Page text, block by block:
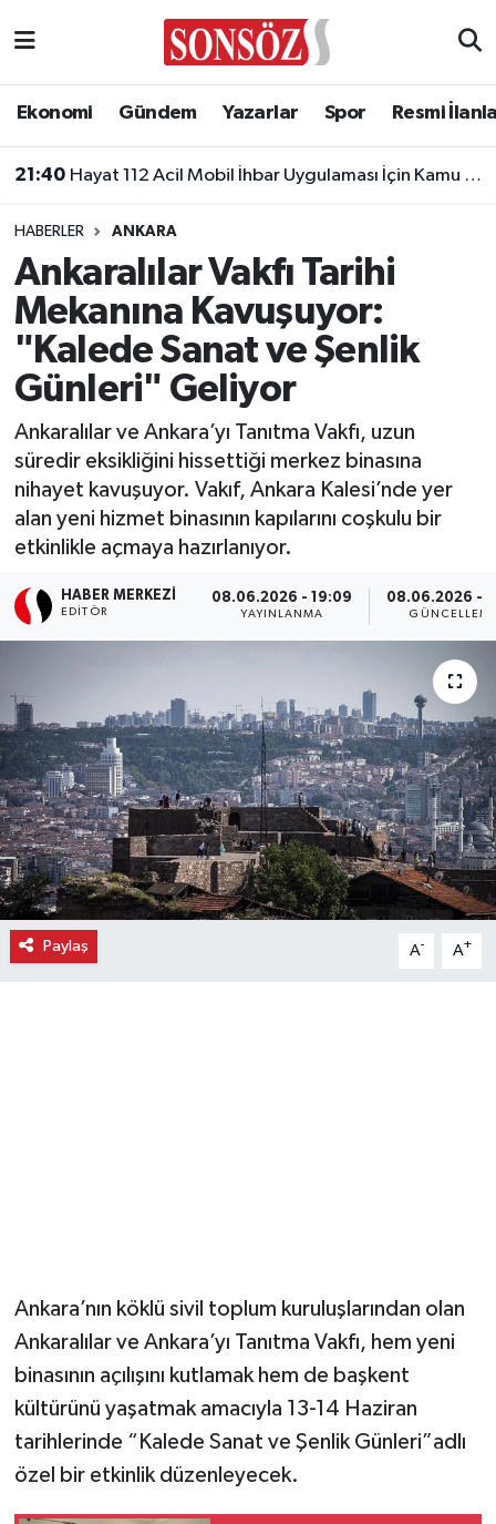
Ekonomi Gündem Yazarlar Spor Resmi
21:40 Hayat 112 Acil Mobil İhbar Uygulaması İçin Kamu Spotu Yayında!
HABERLER ANKARA
Ankaralılar Vakfı Tarihi
Mekanına Kavuşuyor:
"Kalede Sanat ve Şenlik
Günleri" Geliyor
Ankaralılar ve Ankara’yı Tanıtma Vakfı, uzun
süredir eksikliğini hissettiği merkez binasına
nihayet kavuşuyor. Vakıf, Ankara Kalesi’nde yer
alan yeni hizmet binasının kapılarını coşkulu bir
etkinlikle açmaya hazırlanıyor.
HABER MERKEZI
EDITÖR
08.06.2026 - 19:09
YAYINLANMA
08.06.2026 -
Paylaş A- A+
Ankara’nın köklü sivil toplum kuruluşlarından olan
Ankaralılar ve Ankara’yı Tanıtma Vakfı, hem yeni
binasının açılışını kutlamak hem de başkent
kültürünü yaşatmak amacıyla 13-14 Haziran
tarihlerinde “Kalede Sanat ve Şenlik Günleri”adlı
özel bir etkinlik düzenleyecek.
Asayiş
Biyografi
Çevre
Diğer
Dünya
Eğitim
Ekonomi
Eleman
Gurme
Haber
İlçe Haberleri
Keşfet
Sonsöz Özel
Spor
Ankara Nöbetçi Eczaneler
Ankara Trafik Yoğunluk Haritası
Süper Lig Puan Durumu ve Fikstür
Tüm Manşetler
Son Dakika Haberleri
Haber Arşivi